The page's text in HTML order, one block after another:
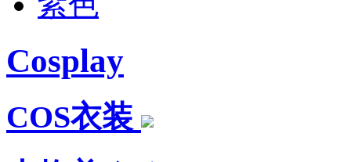
Cosplay
COS衣装